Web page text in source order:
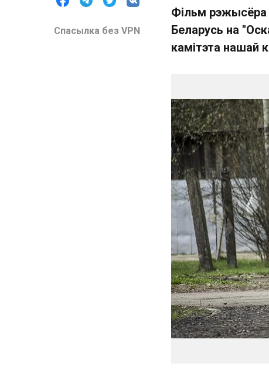
Спасылка без VPN
Фільм
Беларусь на
камітэта нашай